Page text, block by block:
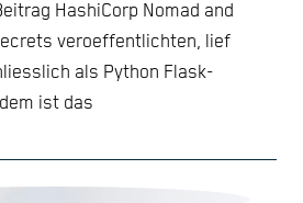
HashiCorp Nomad and
veroeffentlichten, lief
als Python Flask-
ist das